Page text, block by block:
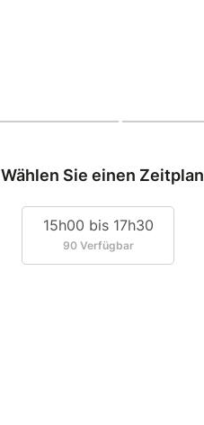
Wählen Sie einen Zeitplan
15h00 bis 17h30
90 Verfügbar